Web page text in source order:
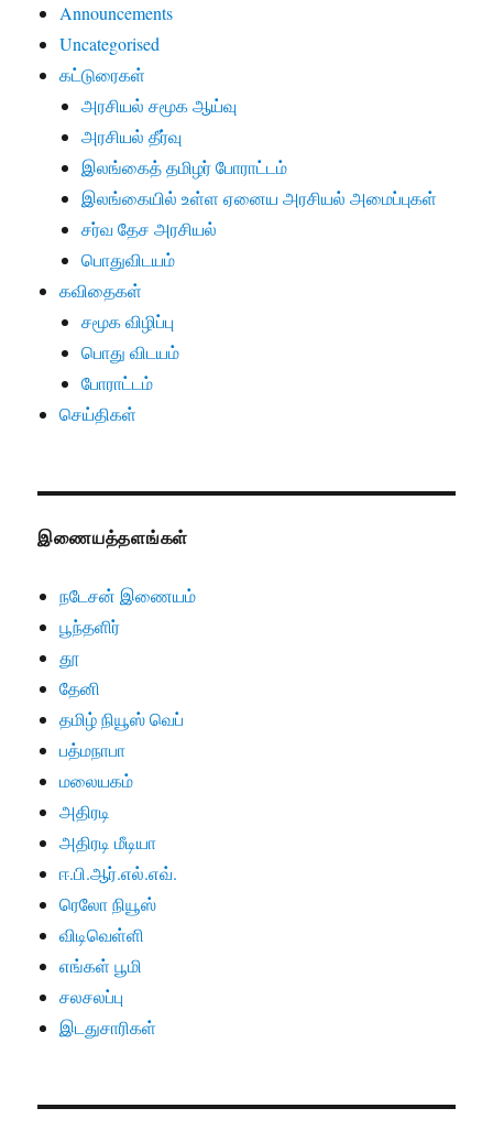
Announcements
Uncategorised
கட்டுரைகள்
அரசியல் சமூக ஆய்வு
அரசியல் தீர்வு
இலங்கைத் தமிழர் போராட்டம்
இலங்கையில் உள்ள ஏனைய அரசியல் அமைப்புகள்
சர்வ தேச அரசியல்
பொதுவிடயம்
கவிதைகள்
சமூக விழிப்பு
பொது விடயம்
போராட்டம்
செய்திகள்
இணையத்தளங்கள்
நடேசன் இணையம்
பூந்தளிர்
தூ
தேனி
தமிழ் நியூஸ் வெப்
பத்மநாபா
மலையகம்
அதிரடி
அதிரடி மீடியா
ஈ.பி.ஆர்.எல்.எவ்.
ரெலோ நியூஸ்
விடிவெள்ளி
எங்கள் பூமி
சலசலப்பு
இடதுசாரிகள்